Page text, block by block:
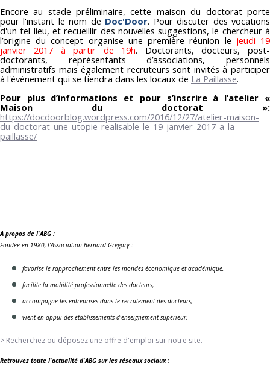
Encore au stade préliminaire, cette maison du doctorat porte
pour l'instant le nom de Doc'Door. Pour discuter des vocations
d'un tel lieu, et recueillir des nouvelles suggestions, le chercheur à
l’origine du concept organise une première réunion le jeudi 19
janvier 2017 à partir de 19h. Doctorants, docteurs, post-
doctorants, représentants d’associations, personnels
administratifs mais également recruteurs sont invités à participer
à l'événement qui se tiendra dans les locaux de La Paillasse.
Pour plus d’informations et pour s’inscrire à l’atelier «
Maison du doctorat »:
https://docdoorblog.wordpress.com/2016/12/27/atelier-maison-
du-doctorat-une-utopie-realisable-le-19-janvier-2017-a-la-
paillasse/
A propos de l'ABG :
Fondée en 1980, l'Association Bernard Gregory :
favorise le rapprochement entre les mondes économique et académique,
facilite la mobilité professionnelle des docteurs,
accompagne les entreprises dans le recrutement des docteurs,
vient en appui des établissements d’enseignement supérieur.
> Recherchez ou déposez une offre d'emploi sur notre site.
Retrouvez toute l'actualité d'ABG sur les réseaux sociaux :